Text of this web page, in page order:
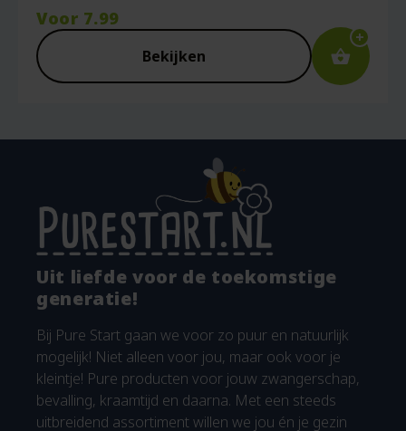
Voor 7.99
Bekijken
Uit liefde voor de toekomstige
generatie!
Bij Pure Start gaan we voor zo puur en natuurlijk
mogelijk! Niet alleen voor jou, maar ook voor je
kleintje! Pure producten voor jouw zwangerschap,
bevalling, kraamtijd en daarna. Met een steeds
uitbreidend assortiment willen we jou én je gezin